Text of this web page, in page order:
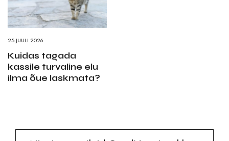
25.JUULI 2026
Kuidas tagada
kassile turvaline elu
ilma õue laskmata?